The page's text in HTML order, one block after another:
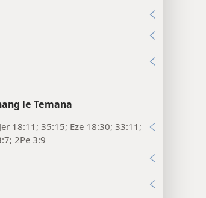
le Temana
18:11; 35:15; Eze 18:30; 33:11;
2Pe 3:9